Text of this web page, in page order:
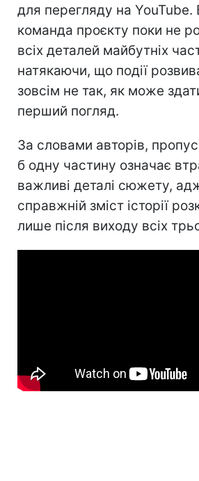
для перегляду на YouTube.
команда проєкту поки не
всіх деталей майбутніх
натякаючи, що події
зовсім не так, як може
перший погляд.
За словами авторів,
б одну частину означає
важливі деталі сюжету,
справжній зміст історії
лише після виходу всіх